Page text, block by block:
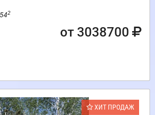
2
от 3038700
ХИТ ПРОДАЖ